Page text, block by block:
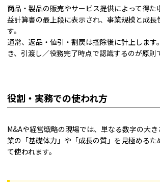
商品・製品の販売やサービス提供によって得た
益計算書の最上段に表示され、事業規模と成長
す。
通常、返品・値引・割戻は控除後に計上します
き、引渡し／役務完了時点で認識するのが原則
役割・実務での使われ方
M&Aや経営戦略の現場では、単なる数字の大
業の「基礎体力」や「成長の質」を見極めるた
て使われます。